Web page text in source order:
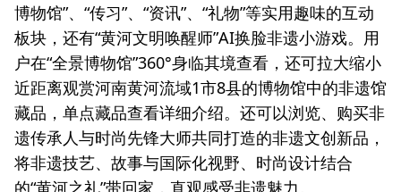
博物馆”、“传习”、“资讯”、“礼物”等实用趣味的互动
板块，还有“黄河文明唤醒师”AI换脸非遗小游戏。用
户在“全景博物馆”360°身临其境查看，还可拉大缩小
近距离观赏河南黄河流域1市8县的博物馆中的非遗馆
藏品，单点藏品查看详细介绍。还可以浏览、购买非
遗传承人与时尚先锋大师共同打造的非遗文创新品，
将非遗技艺、故事与国际化视野、时尚设计结合
的“黄河之礼”带回家，直观感受非遗魅力。